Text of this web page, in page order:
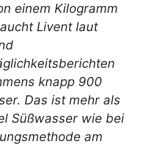
einem Kilogramm
Livent laut
knapp 900
Das ist mehr als
Süßwasser wie bei
am